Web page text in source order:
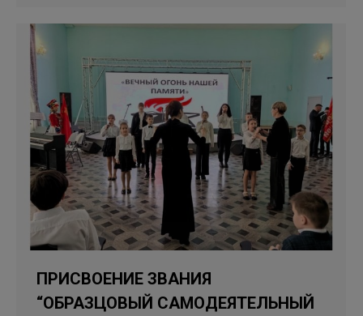
ПРИСВОЕНИЕ ЗВАНИЯ
“ОБРАЗЦОВЫЙ САМОДЕЯТЕЛЬНЫЙ